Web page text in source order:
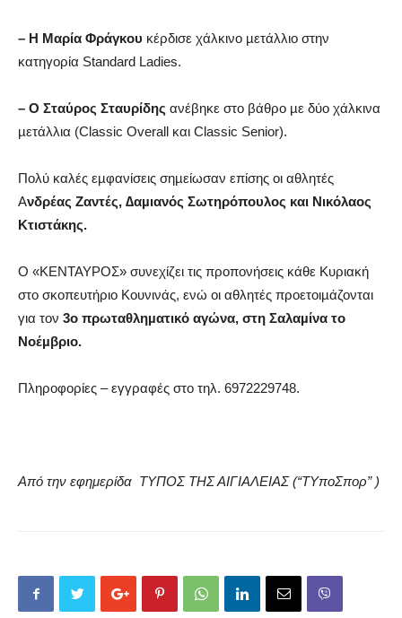
– Η Μαρία Φράγκου κέρδισε χάλκινο µετάλλιο στην
κατηγορία Standard Ladies.
– Ο Σταύρος Σταυρίδης ανέβηκε στο βάθρο µε δύο χάλκινα
µετάλλια (Classic Overall και Classic Senior).
Πολύ καλές εµφανίσεις σηµείωσαν επίσης οι αθλητές
Ανδρέας Ζαντές, ∆αµιανός Σωτηρόπουλος και Νικόλαος
Κτιστάκης.
Ο «ΚΕΝΤΑΥΡΟΣ» συνεχίζει τις προπονήσεις κάθε Κυριακή
στο σκοπευτήριο Κουνινάς, ενώ οι αθλητές προετοιµάζονται
για τον 3ο πρωταθληµατικό αγώνα, στη Σαλαµίνα το
Νοέµβριο.
Πληροφορίες – εγγραφές στο τηλ. 6972229748.
Από την εφημερίδα ΤΥΠΟΣ ΤΗΣ ΑΙΓΙΑΛΕΙΑΣ (“ΤΥποΣπορ” )